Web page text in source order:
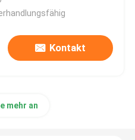
Kontakt
mehr an